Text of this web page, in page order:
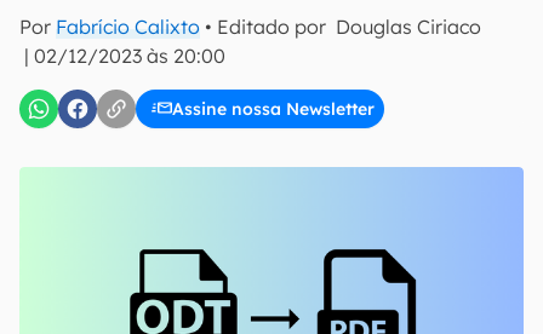
Por Fabrício Calixto • Editado por Douglas Ciriaco
| 02/12/2023 às 20:00
Assine nossa Newsletter
Confirmo que li, aceito e concordo com os